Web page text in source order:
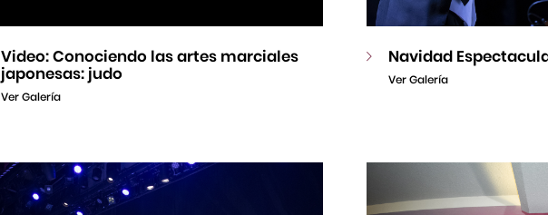
Video: Conociendo las artes marciales
japonesas: judo
Ver Galería
Navidad
Ver Galería